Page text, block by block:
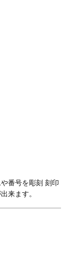
番号を彫刻 刻印
来ます。